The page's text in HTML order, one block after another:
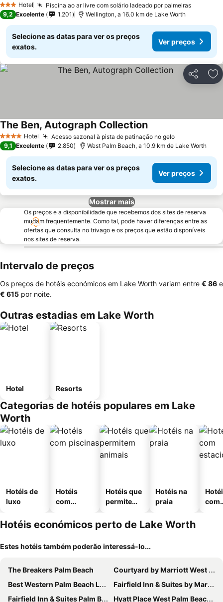
3 EstrelasHotel Piscina ao ar livre com solário ladeado por palmeirasVer
Ver preços
9,2 Excelente 1.201 Wellington, a 16.0 km de Lake Worth
Selecione as datas para ver os preços
exatos.
Ver preços
Partilhar
4 EstrelasHotel Acesso sazonal à pista de patinação no geloVer preços
The Ben, Autograph CollectionVer preços
9,1 Excelente 2.850 West Palm Beach, a 10.9 km de Lake Worth
Selecione as datas para ver os preços
exatos.
Ver preços
Mostrar mais
Os preços e a disponibilidade que recebemos dos sites de reserva
mudam frequentemente. Como tal, pode haver diferenças entre as
ofertas que consulta no trivago e os preços que estão disponíveis
nos sites de reserva.
Intervalo de preços
Os preços de hotéis económicos em Lake Worth variam entre ‎€ 86 e
‎€ 615 por noite.
Outras estadias em Lake Worth
Hotel Resorts
Categorias de hotéis populares em Lake
Worth
Hotéis de
luxo
Hotéis
com
Hotéis que
permitem
Hotéis na
praia
com
Hotéis económicos perto de Lake Worth
Estes hotéis também poderão interessá-lo...
The Breakers Palm Beach
Courtyard by Marriott West Palm Beach
Best Western Palm Beach Lakes
Fairfield Inn & Suites by Marriott Delray Beach I-95
Fairfield Inn & Suites Palm Beach
Hyatt Place West Palm Beach/Downtown